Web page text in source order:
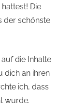
Die
der schönste
die Inhalte
dich an ihren
ich, dass
wurde.